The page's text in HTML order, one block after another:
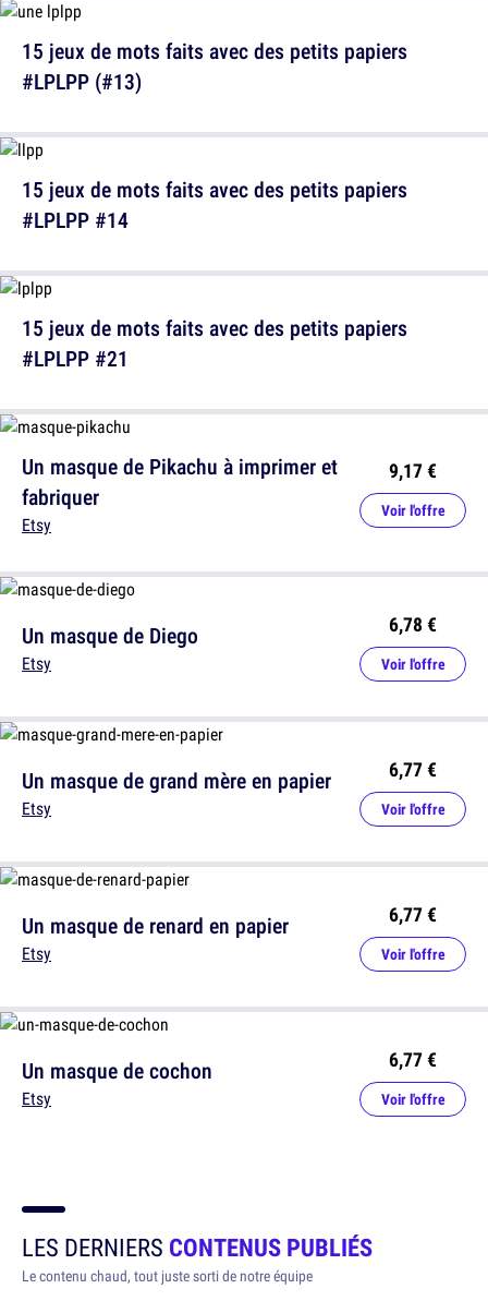
15 jeux de mots faits avec des petits papiers
#LPLPP #14
Un masque de Pikachu à imprimer et
fabriquer
Etsy
9,17 €
Voir l'offre
Un masque de renard en papier
Etsy
6,77 €
Voir l'offre
15 jeux de mots faits avec des petits papiers
#LPLPP (#13)
15 jeux de mots faits avec des petits papiers
#LPLPP #21
Un masque de Diego
Etsy
6,78 €
Voir l'offre
Un masque de grand mère en papier
Etsy
6,77 €
Voir l'offre
Un masque de cochon
Etsy
6,77 €
Voir l'offre
LES DERNIERS CONTENUS PUBLIÉS
Le contenu chaud, tout juste sorti de notre équipe